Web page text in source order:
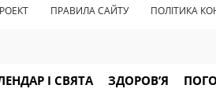
ПРАВИЛА САЙТУ ПОЛІТИКА
І СВЯТА ЗДОРОВ’Я